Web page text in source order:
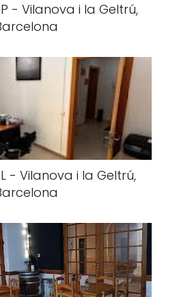
- Vilanova i la Geltrú,
- Vilanova i la Geltrú,